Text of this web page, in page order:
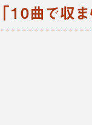
「10曲で収